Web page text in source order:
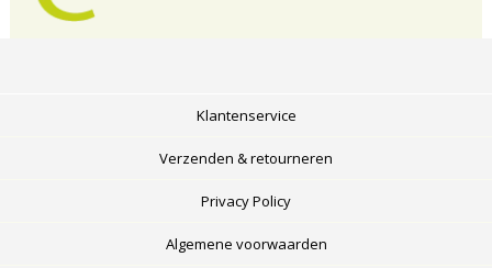
Klantenservice
Verzenden & retourneren
Privacy Policy
Algemene voorwaarden